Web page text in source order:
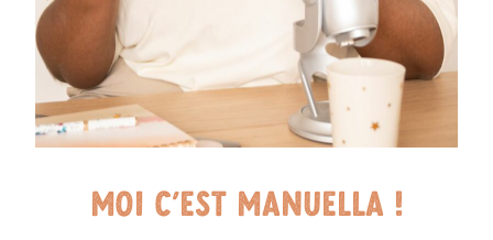
Moi c’est Manuella !